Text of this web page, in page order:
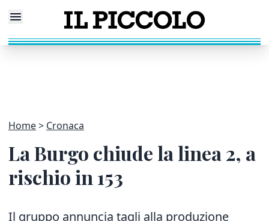
Home Cronaca
La Burgo chiude la linea 2, a
rischio in 153
Il gruppo annuncia tagli alla produzione